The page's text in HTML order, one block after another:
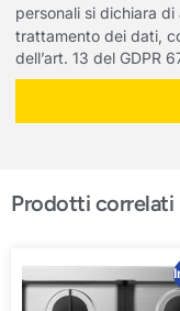
personali si dichiara
trattamento dei dati,
dell’art. 13 del GDPR
Prodotti correlati